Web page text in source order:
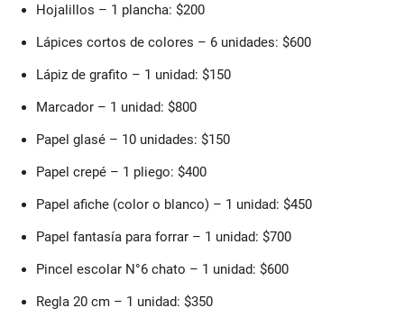
Hojalillos – 1 plancha: $200
Lápices cortos de colores – 6 unidades: $600
Lápiz de grafito – 1 unidad: $150
Marcador – 1 unidad: $800
Papel glasé – 10 unidades: $150
Papel crepé – 1 pliego: $400
Papel afiche (color o blanco) – 1 unidad: $450
Papel fantasía para forrar – 1 unidad: $700
Pincel escolar N°6 chato – 1 unidad: $600
Regla 20 cm – 1 unidad: $350